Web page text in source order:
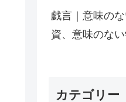
戯言｜意味の
資、意味のな
カテゴリー